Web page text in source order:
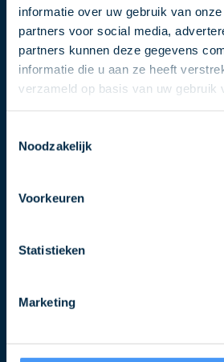
informatie over uw gebruik van
partners voor social media,
partners kunnen deze gegevens
informatie die u aan ze heeft
verzameld op basis van uw gebruik
Noodzakelijk
Voorkeuren
Statistieken
Marketing